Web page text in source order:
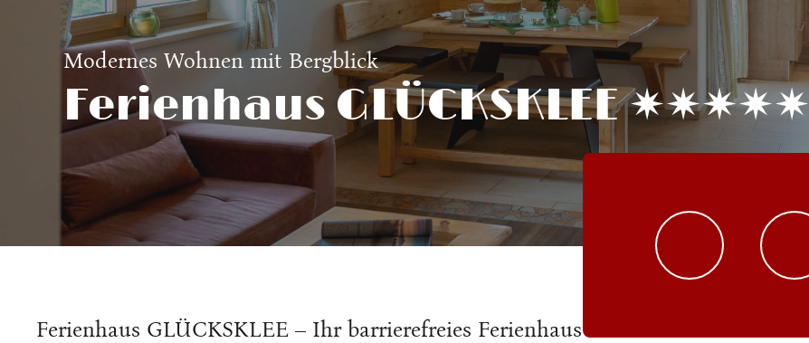
Modernes Wohnen mit Bergblick
Ferienhaus GLÜCKSKLEE ✷✷✷✷✷
Ferienhaus GLÜCKSKLEE – Ihr barrierefreies Ferienhaus am Chiemsee